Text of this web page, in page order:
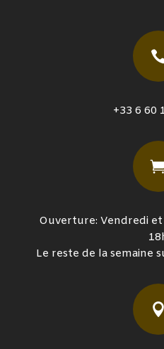
+33 6 60
Ouverture: Vendredi
Le reste de la semaine
